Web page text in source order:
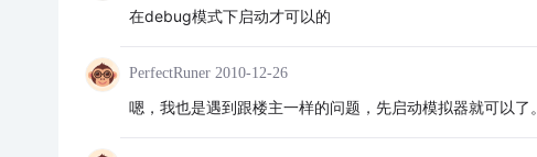
在debug模式下启动才可以的
PerfectRuner 2010-12-26
嗯，我也是遇到跟楼主一样的问题，先启动模拟器就可以了。